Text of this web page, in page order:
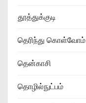
தூத்துக்குடி
தெரிந்து கொள்வோம்
தென்காசி
தொழில்நுட்பம்